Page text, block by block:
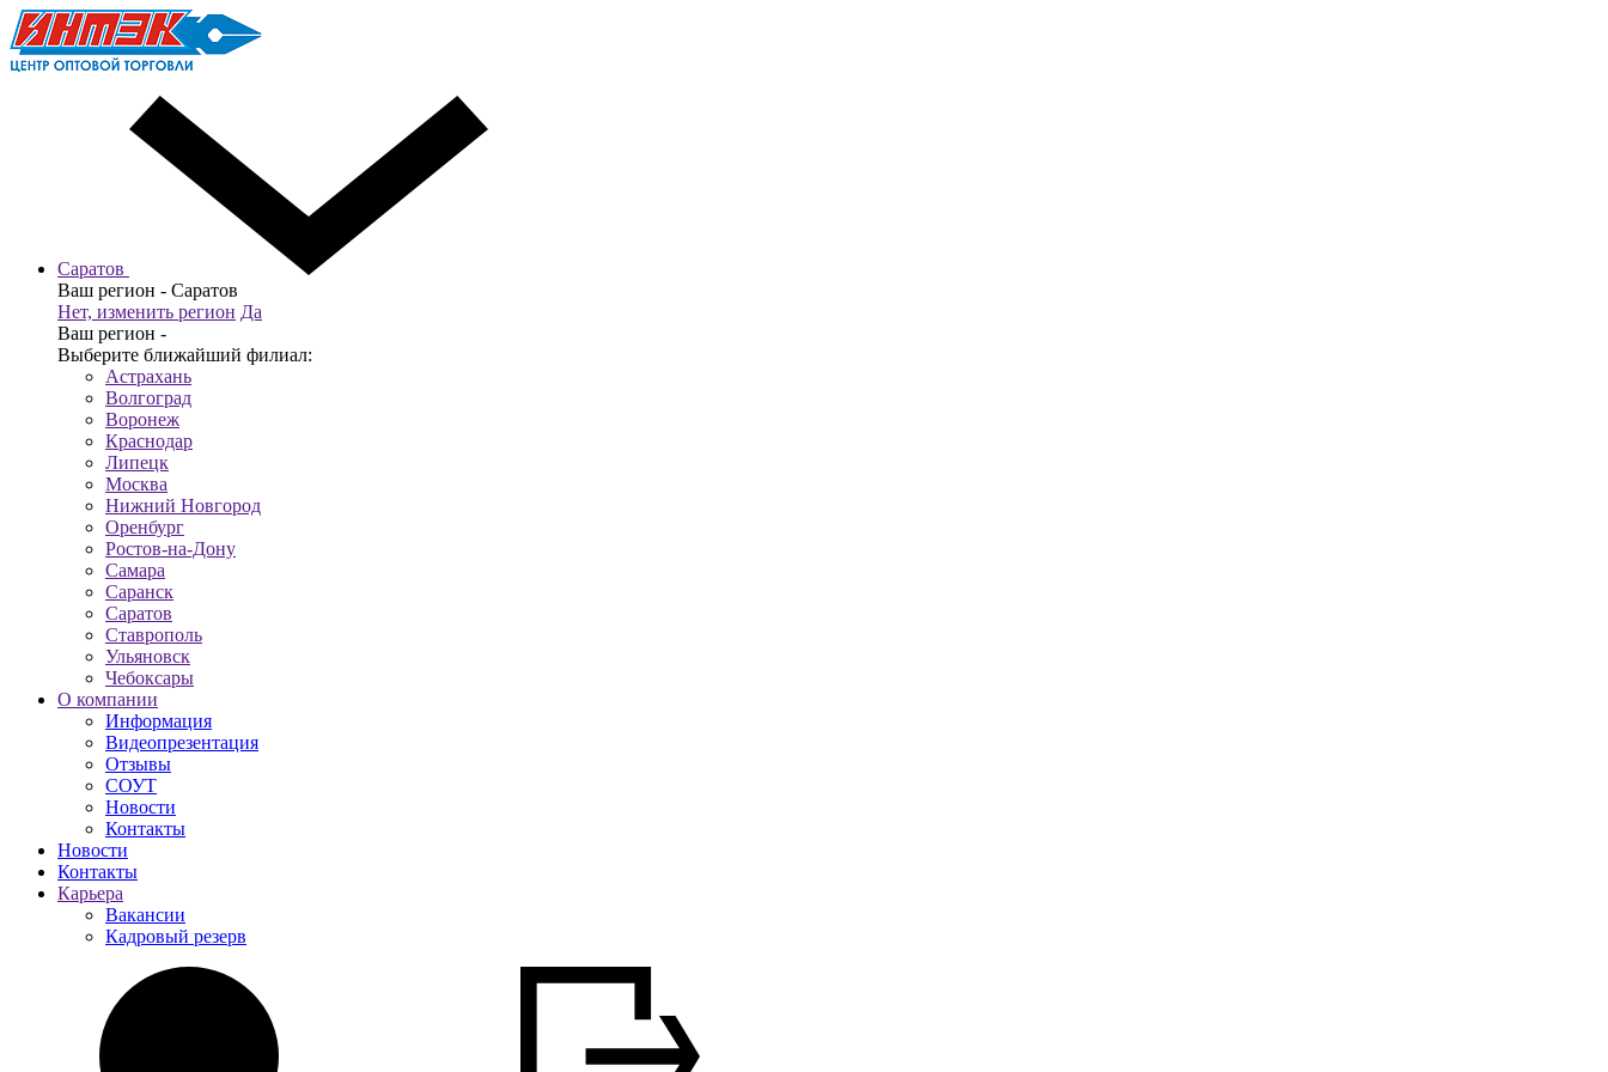
Саратов
Ваш регион - Саратов
Нет, изменить регион Да
Ваш регион -
Выберите ближайший филиал:
Астрахань
Волгоград
Воронеж
Краснодар
Липецк
Москва
Нижний Новгород
Оренбург
Ростов-на-Дону
Самара
Саранск
Саратов
Ставрополь
Ульяновск
Чебоксары
О компании
Информация
Видеопрезентация
Отзывы
СОУТ
Новости
Контакты
Новости
Контакты
Карьера
Вакансии
Кадровый резерв